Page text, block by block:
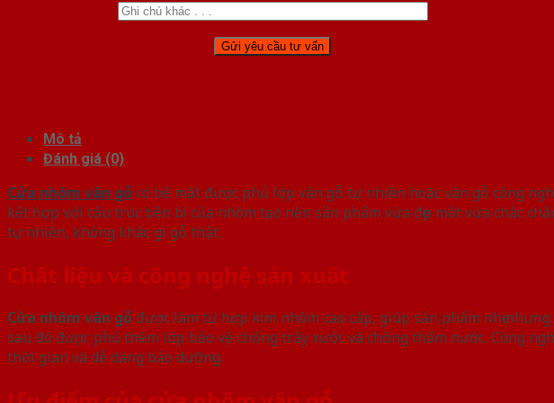
Mô tả
Đánh giá (0)
Cửa nhôm vân gỗcó bề mặt được phủ lớp vân gỗ tự nhiên hoặc vân gỗ công
kết hợp với cấu trúc bền bỉ của nhôm tạo nên sản phẩm vừa đẹp mắt vừa chắc
tự nhiên, không khác gì gỗ thật.
Chất liệu và công nghệ sản xuất
Cửa nhôm vân gỗ được làm từ hợp kim nhôm cao cấp, giúp sản phẩm nhẹ
sau đó được phủ thêm lớp bảo vệ chống trầy xước và chống thấm nước. Công
thời gian và dễ dàng bảo dưỡng.